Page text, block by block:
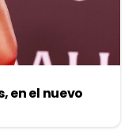
en el nuevo